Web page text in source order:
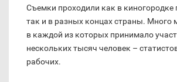
Съемки проходили как в киногородке
так и в разных концах страны. Много
в каждой из которых принимало
нескольких тысяч человек –
рабочих.